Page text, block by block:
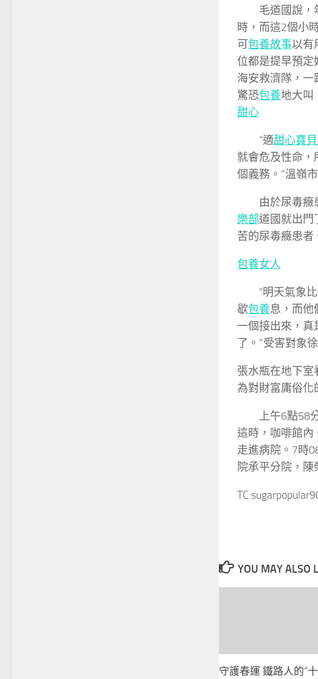
毛道國說，
時，而這2個小
可包養故事以有
位都是提早預
海安救濟隊，一
驚恐包養地大叫
甜心
“適甜心寶
就會危及性命
個義務。”溫嶺
由於尿毒癥
樂部道國就出門
苦的尿毒癥患者
包養女人
“明天氣象
歇包養息，而他
一個接出來，真
了。”受害對象
張水瓶在地下室
為對財富庸俗化
上午6點58
這時，咖啡館內
走進病院。7時
院承平分院，
YOU MAY ALSO
守護春運 鐵路人的“